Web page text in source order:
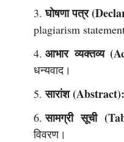
घोषणा पत्र
plagiarism
आभार व्यक्तव्य
धन्यवाद।
सारांश (Abstract):
सामग्री सूची
विवरण।